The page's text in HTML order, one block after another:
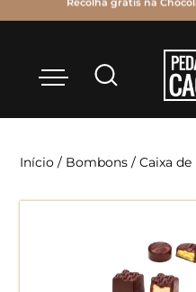
Início / Bombons / Caixa